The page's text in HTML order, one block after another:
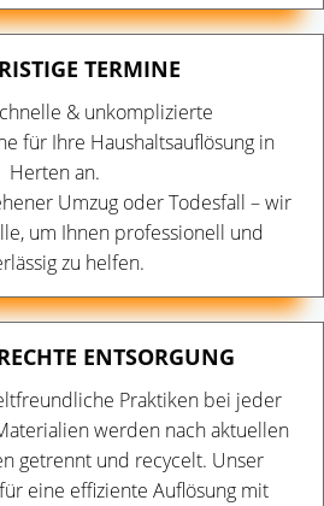
TERMINE
& unkomplizierte
für Ihre Haushaltsauflösung in
Herten an.
Umzug oder Todesfall – wir
um Ihnen professionell und
zu helfen.
ENTSORGUNG
Praktiken bei jeder
werden nach aktuellen
getrennt und recycelt. Unser
eine effiziente Auflösung mit